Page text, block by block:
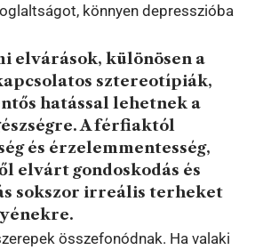
könnyen depresszióba
elvárások, különösen a
sztereotípiák,
hatással lehetnek a
A férfiaktól
és érzelemmentesség,
elvárt gondoskodás és
sokszor irreális terheket
összefonódnak. Ha valaki